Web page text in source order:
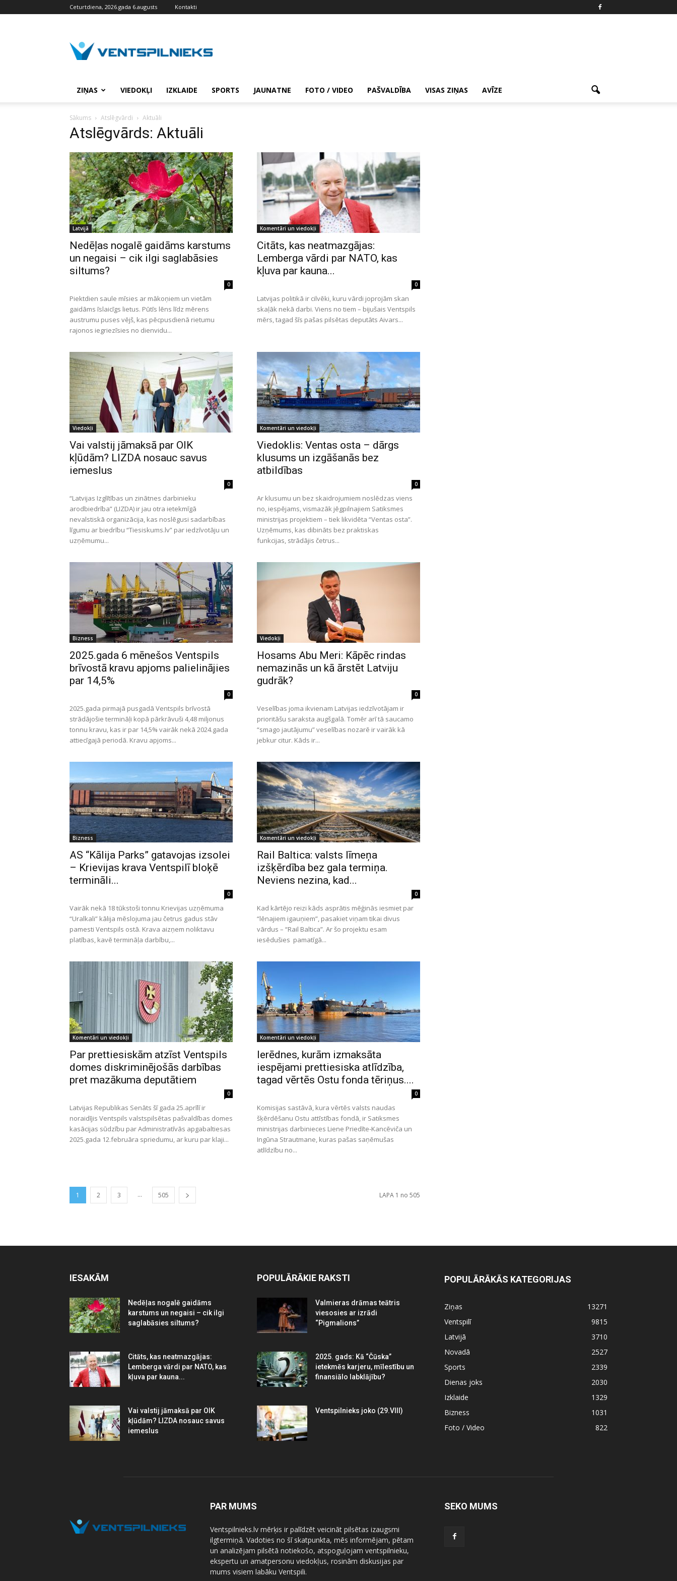
Ceturtdiena, 2026.gada 6.augusts Kontakti
ZIŅAS VIEDOKĻI IZKLAIDE SPORTS JAUNATNE FOTO / VIDEO PAŠVALDĪBA VISAS ZIŅAS AVĪZE
Sākums Atslēgvārdi Aktuāli
Atslēgvārds: Aktuāli
Latvijā
Nedēļas nogalē gaidāms karstums
un negaisi – cik ilgi saglabāsies
siltums?
0
Piektdien saule mīsies ar mākoņiem un vietām
gaidāms īslaicīgs lietus. Pūtīs lēns līdz mērens
austrumu puses vējš, kas pēcpusdienā rietumu
rajonos iegriezīsies no dienvidu...
Komentāri un viedokļi
Citāts, kas neatmazgājas:
Lemberga vārdi par NATO, kas
kļuva par kauna...
0
Latvijas politikā ir cilvēki, kuru vārdi joprojām skan
skaļāk nekā darbi. Viens no tiem – bijušais Ventspils
mērs, tagad šīs pašas pilsētas deputāts Aivars...
Viedokļi
Vai valstij jāmaksā par OIK
kļūdām? LIZDA nosauc savus
iemeslus
0
“Latvijas Izglītības un zinātnes darbinieku
arodbiedrība” (LIZDA) ir jau otra ietekmīgā
nevalstiskā organizācija, kas noslēgusi sadarbības
līgumu ar biedrību “Tiesiskums.lv” par iedzīvotāju un
uzņēmumu...
Komentāri un viedokļi
Viedoklis: Ventas osta – dārgs
klusums un izgāšanās bez
atbildības
0
Ar klusumu un bez skaidrojumiem noslēdzas viens
no, iespējams, vismazāk jēgpilnajiem Satiksmes
ministrijas projektiem – tiek likvidēta “Ventas osta”.
Uzņēmums, kas dibināts bez praktiskas
funkcijas, strādājis četrus...
Bizness
2025.gada 6 mēnešos Ventspils
brīvostā kravu apjoms palielinājies
par 14,5%
0
2025.gada pirmajā pusgadā Ventspils brīvostā
strādājošie termināļi kopā pārkrāvuši 4,48 miljonus
tonnu kravu, kas ir par 14,5% vairāk nekā 2024.gada
attiecīgajā periodā. Kravu apjoms...
Viedokļi
Hosams Abu Meri: Kāpēc rindas
nemazinās un kā ārstēt Latviju
gudrāk?
0
Veselības joma ikvienam Latvijas iedzīvotājam ir
prioritāšu saraksta augšgalā. Tomēr arī tā saucamo
“smago jautājumu” veselības nozarē ir vairāk kā
jebkur citur. Kāds ir...
Bizness
AS “Kālija Parks” gatavojas izsolei
– Krievijas krava Ventspilī bloķē
termināli...
0
Vairāk nekā 18 tūkstoši tonnu Krievijas uzņēmuma
“Uralkali” kālija mēslojuma jau četrus gadus stāv
pamesti Ventspils ostā. Krava aizņem noliktavu
platības, kavē termināļa darbību,...
Komentāri un viedokļi
Rail Baltica: valsts līmeņa
izšķērdība bez gala termiņa.
Neviens nezina, kad...
0
Kad kārtējo reizi kāds asprātis mēģinās iesmiet par
“lēnajiem igauņiem”, pasakiet viņam tikai divus
vārdus – “Rail Baltica”. Ar šo projektu esam
iesēdušies pamatīgā...
Komentāri un viedokļi
Par prettiesiskām atzīst Ventspils
domes diskriminējošās darbības
pret mazākuma deputātiem
0
Latvijas Republikas Senāts šī gada 25.aprīlī ir
noraidījis Ventspils valstspilsētas pašvaldības domes
kasācijas sūdzību par Administratīvās apgabaltiesas
2025.gada 12.februāra spriedumu, ar kuru par klaji...
Komentāri un viedokļi
Ierēdnes, kurām izmaksāta
iespējami prettiesiska atlīdzība,
tagad vērtēs Ostu fonda tēriņus....
0
Komisijas sastāvā, kura vērtēs valsts naudas
šķērdēšanu Ostu attīstības fondā, ir Satiksmes
ministrijas darbinieces Liene Priedīte-Kancēviča un
Ingūna Strautmane, kuras pašas saņēmušas
atlīdzību no...
1 2 3 ... 505 LAPA 1 no 505
IESAKĀM
Nedēļas nogalē gaidāms
karstums un negaisi – cik ilgi
saglabāsies siltums?
Citāts, kas neatmazgājas:
Lemberga vārdi par NATO, kas
kļuva par kauna...
Vai valstij jāmaksā par OIK
kļūdām? LIZDA nosauc savus
iemeslus
POPULĀRĀKIE RAKSTI
Valmieras drāmas teātris
viesosies ar izrādi
“Pigmalions”
2025. gads: Kā “Čūska”
ietekmēs karjeru, mīlestību un
finansiālo labklājību?
Ventspilnieks joko (29.VIII)
POPULĀRĀKĀS KATEGORIJAS
Ziņas
13271
Ventspilī
9815
Latvijā
3710
Novadā
2527
Sports
2339
Dienas joks
2030
Izklaide
1329
Bizness
1031
Foto / Video
822
PAR MUMS
Ventspilnieks.lv mērķis ir palīdzēt veicināt pilsētas izaugsmi
ilgtermiņā. Vadoties no šī skatpunkta, mēs informējam, pētam
un analizējam pilsētā notiekošo, atspoguļojam ventspilnieku,
ekspertu un amatpersonu viedokļus, rosinām diskusijas par
mums visiem labāku Ventspili.
SEKO MUMS